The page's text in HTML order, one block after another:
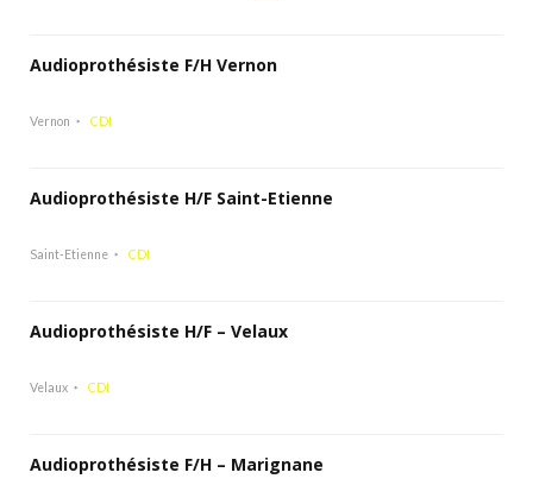
Audioprothésiste F/H Vernon
Vernon CDI
Audioprothésiste H/F Saint-Etienne
Saint-Etienne CDI
Audioprothésiste H/F – Velaux
Velaux CDI
Audioprothésiste F/H – Marignane